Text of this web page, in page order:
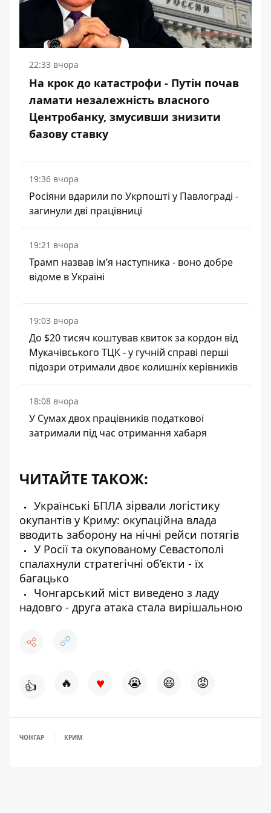
22:33 вчора
На крок до катастрофи - Путін почав
ламати незалежність власного
Центробанку, змусивши знизити
базову ставку
19:36 вчора
Росіяни вдарили по Укрпошті у Павлограді -
загинули дві працівниці
19:21 вчора
Трамп назвав імʼя наступника - воно добре
відоме в Україні
19:03 вчора
До $20 тисяч коштував квиток за кордон від
Мукачівського ТЦК - у гучній справі перші
підозри отримали двоє колишніх керівників
18:08 вчора
У Сумах двох працівників податкової
затримали під час отримання хабаря
ЧИТАЙТЕ ТАКОЖ:
Українські БПЛА зірвали логістику
окупантів у Криму: окупаційна влада
вводить заборону на нічні рейси потягів
У Росії та окупованому Севастополі
спалахнули стратегічні об’єкти - їх
багацько
Чонгарський міст виведено з ладу
надовго - друга атака стала вирішальною
👍 🔥 ♥ 😭 😆 😡
ЧОНГАР КРИМ